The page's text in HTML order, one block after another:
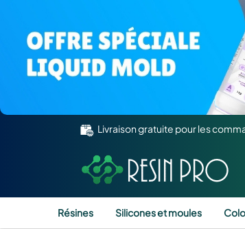
Livraison gratuite pour les
Résines Silicones et moules